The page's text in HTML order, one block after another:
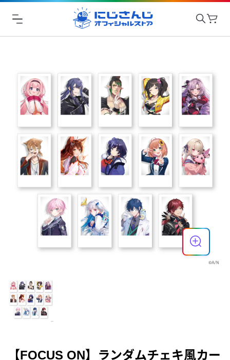
【FOCUS ON】ランダムチェキ風カー